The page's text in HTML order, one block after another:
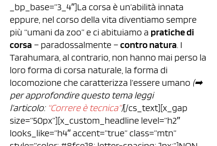
_bp_base=”3_4″]La corsa è un’abilità innata
eppure, nel corso della vita diventiamo sempre
più “umani da zoo” e ci abituiamo a pratiche di
corsa – paradossalmente –contro natura. I
Tarahumara, al contrario, non hanno mai perso la
loro forma di corsa naturale, la forma di
locomozione che caratterizza l’essere umano (➡︎
per approfondire questo tema leggi
l’articolo: “Correre è tecnica”)[/cs_text][x_gap
size=”50px”][x_custom_headline level=”h2″
looks_like=”h4″ accent=”true” class=”mtn”